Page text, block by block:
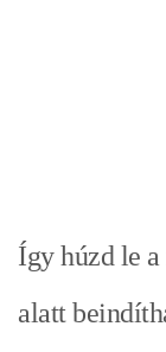
Így húzd le
alatt